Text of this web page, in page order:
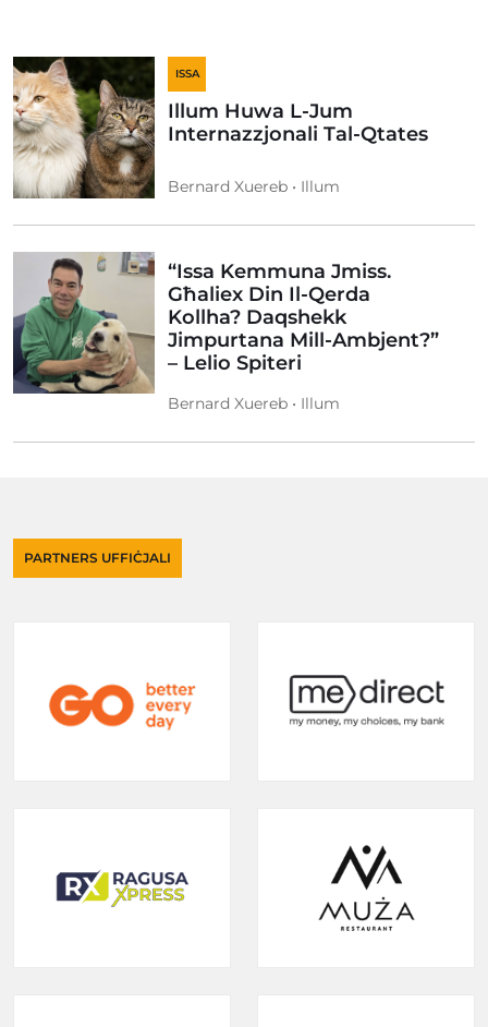
ISSA
Illum Huwa L-Jum
Internazzjonali Tal-Qtates
Bernard Xuereb • Illum
“Issa Kemmuna Jmiss.
Għaliex Din Il-Qerda
Kollha? Daqshekk
Jimpurtana Mill-Ambjent?”
– Lelio Spiteri
Bernard Xuereb • Illum
PARTNERS UFFIĊJALI